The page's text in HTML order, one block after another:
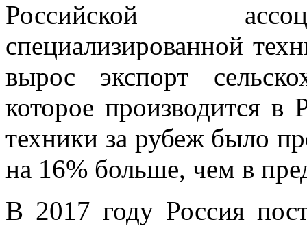
Российской
специализированной
вырос экспорт
которое производится в
техники за рубеж было
на 16% больше, чем в
В 2017 году Россия